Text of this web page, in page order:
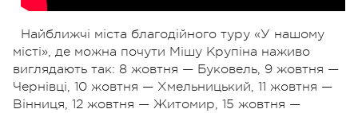
Найближчі міста благодійного туру «У нашому
місті», де можна почути Мішу Крупіна наживо
виглядають так: 8 жовтня — Буковель, 9 жовтня —
Чернівці, 10 жовтня — Хмельницький, 11 жовтня —
Вінниця, 12 жовтня — Житомир, 15 жовтня —